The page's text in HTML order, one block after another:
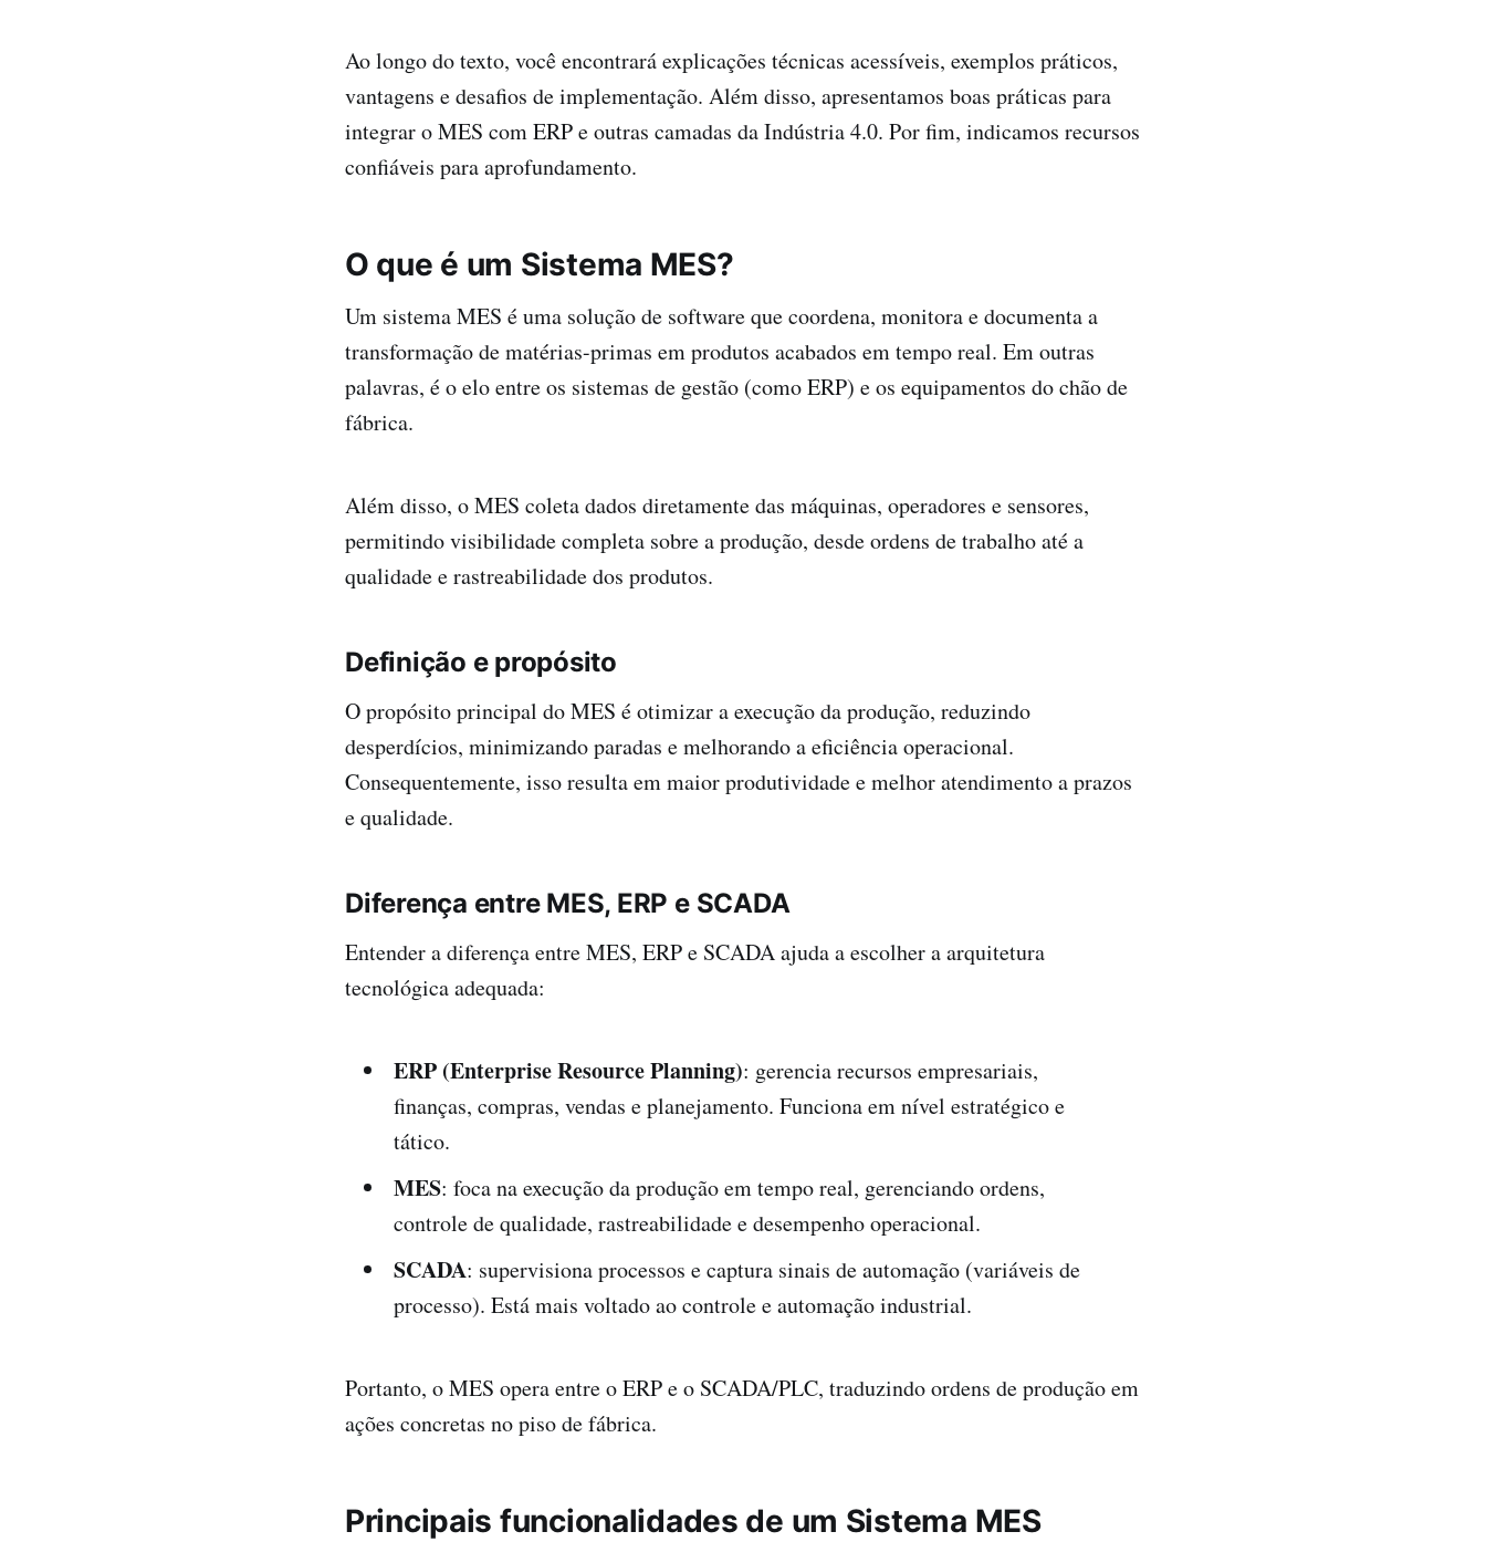
Ao longo do texto, você encontrará explicações técnicas acessíveis, exemplos práticos,
vantagens e desafios de implementação. Além disso, apresentamos boas práticas para
integrar o MES com ERP e outras camadas da Indústria 4.0. Por fim, indicamos recursos
confiáveis para aprofundamento.
O que é um Sistema MES?
Um sistema MES é uma solução de software que coordena, monitora e documenta a
transformação de matérias-primas em produtos acabados em tempo real. Em outras
palavras, é o elo entre os sistemas de gestão (como ERP) e os equipamentos do chão de
fábrica.
Além disso, o MES coleta dados diretamente das máquinas, operadores e sensores,
permitindo visibilidade completa sobre a produção, desde ordens de trabalho até a
qualidade e rastreabilidade dos produtos.
Definição e propósito
O propósito principal do MES é otimizar a execução da produção, reduzindo
desperdícios, minimizando paradas e melhorando a eficiência operacional.
Consequentemente, isso resulta em maior produtividade e melhor atendimento a prazos
e qualidade.
Diferença entre MES, ERP e SCADA
Entender a diferença entre MES, ERP e SCADA ajuda a escolher a arquitetura
tecnológica adequada:
ERP (Enterprise Resource Planning): gerencia recursos empresariais,
finanças, compras, vendas e planejamento. Funciona em nível estratégico e
tático.
MES: foca na execução da produção em tempo real, gerenciando ordens,
controle de qualidade, rastreabilidade e desempenho operacional.
SCADA: supervisiona processos e captura sinais de automação (variáveis de
processo). Está mais voltado ao controle e automação industrial.
Portanto, o MES opera entre o ERP e o SCADA/PLC, traduzindo ordens de produção em
ações concretas no piso de fábrica.
Principais funcionalidades de um Sistema MES